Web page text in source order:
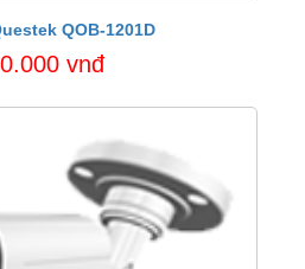
QOB-1201D
vnđ